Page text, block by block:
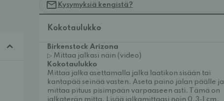
Kysymyksiä kengistä?
Kokotaulukko
Birkenstock Arizona
▷ Mittaa jalkasi näin (video)
Kokotaulukko
Mittaa jalka asettamalla jalka laatikon sisään tai
kantapää seinää vasten. Aseta paino jalan päälle ja
mittaa pituus pisimpään varpaaseen asti. Tämä on
jalkaterän mitta. Lisää jalkamittaasi noin 0,3-1 cm,